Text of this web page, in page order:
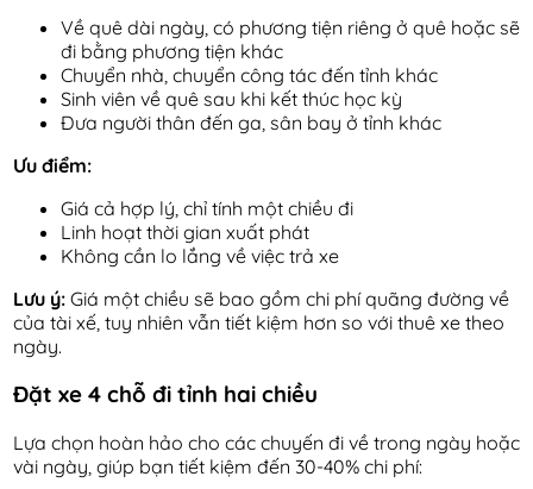
Về quê dài ngày, có phương tiện riêng ở quê hoặc sẽ
đi bằng phương tiện khác
Chuyển nhà, chuyển công tác đến tỉnh khác
Sinh viên về quê sau khi kết thúc học kỳ
Đưa người thân đến ga, sân bay ở tỉnh khác
Ưu điểm:
Giá cả hợp lý, chỉ tính một chiều đi
Linh hoạt thời gian xuất phát
Không cần lo lắng về việc trả xe
Lưu ý:Giá một chiều sẽ bao gồm chi phí quãng đường về
của tài xế, tuy nhiên vẫn tiết kiệm hơn so với thuê xe theo
ngày.
Đặt xe 4 chỗ đi tỉnh hai chiều
Lựa chọn hoàn hảo cho các chuyến đi về trong ngày hoặc
vài ngày, giúp bạn tiết kiệm đến 30-40% chi phí: